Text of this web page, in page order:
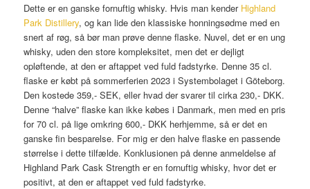
Dette er en ganske fornuftig whisky. Hvis man kender Highland
Park Distillery, og kan lide den klassiske honningsødme med en
snert af røg, så bør man prøve denne flaske. Nuvel, det er en ung
whisky, uden den store kompleksitet, men det er dejligt
opløftende, at den er aftappet ved fuld fadstyrke. Denne 35 cl.
flaske er købt på sommerferien 2023 i Systembolaget i Göteborg.
Den kostede 359,- SEK, eller hvad der svarer til cirka 230,- DKK.
Denne “halve” flaske kan ikke købes i Danmark, men med en pris
for 70 cl. på lige omkring 600,- DKK herhjemme, så er det en
ganske fin besparelse. For mig er den halve flaske en passende
størrelse i dette tilfælde. Konklusionen på denne anmeldelse af
Highland Park Cask Strength er en fornuftig whisky, hvor det er
positivt, at den er aftappet ved fuld fadstyrke.